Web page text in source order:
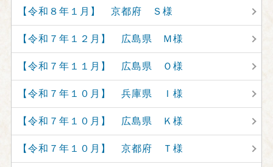
【令和８年１月】 京都府 Ｓ様
【令和７年１２月】 広島県 Ｍ様
【令和７年１１月】 広島県 Ｏ様
【令和７年１０月】 兵庫県 Ｉ様
【令和７年１０月】 広島県 Ｋ様
【令和７年１０月】 京都府 Ｔ様